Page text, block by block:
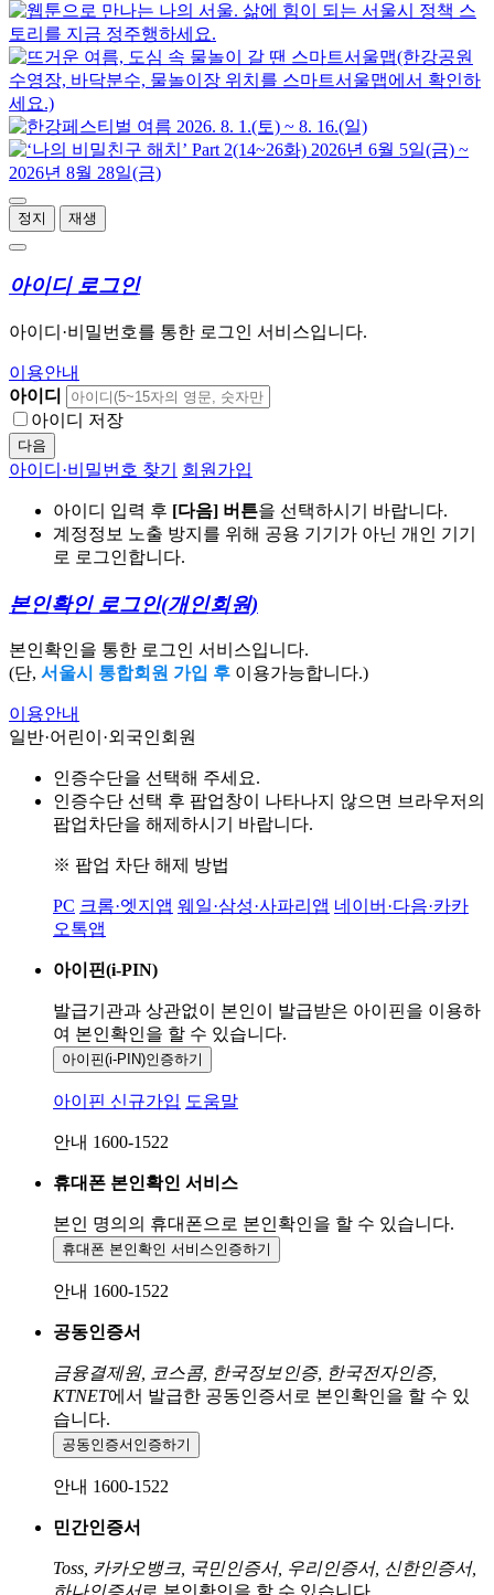
정지 재생
아이디 로그인
아이디·비밀번호를 통한 로그인 서비스입니다.
이용안내
아이디
아이디 저장
다음
아이디·비밀번호 찾기 회원가입
아이디 입력 후 [다음] 버튼을 선택하시기 바랍니다.
계정정보 노출 방지를 위해 공용 기기가 아닌 개인 기기
로 로그인합니다.
본인확인 로그인(개인회원)
본인확인을 통한 로그인 서비스입니다.
(단, 서울시 통합회원 가입 후 이용가능합니다.)
이용안내
일반·어린이·외국인회원
인증수단을 선택해 주세요.
인증수단 선택 후 팝업창이 나타나지 않으면 브라우저의
팝업차단을 해제하시기 바랍니다.
※ 팝업 차단 해제 방법
PC 크롬·엣지앱 웨일·삼성·사파리앱 네이버·다음·카카
오톡앱
아이핀(i-PIN)
발급기관과 상관없이 본인이 발급받은 아이핀을 이용하
여 본인확인을 할 수 있습니다.
아이핀(i-PIN)인증하기
아이핀 신규가입 도움말
안내 1600-1522
휴대폰 본인확인 서비스
본인 명의의 휴대폰으로 본인확인을 할 수 있습니다.
휴대폰 본인확인 서비스인증하기
안내 1600-1522
공동인증서
금융결제원, 코스콤, 한국정보인증, 한국전자인증,
KTNET에서 발급한 공동인증서로 본인확인을 할 수 있
습니다.
공동인증서 인증하기
안내 1600-1522
민간인증서
Toss, 카카오뱅크, 국민인증서, 우리인증서, 신한인증서,